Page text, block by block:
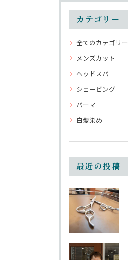
カテゴリー
全てのカテゴリー
メンズカット
ヘッドスパ
シェービング
パーマ
白髪染め
最近の投稿